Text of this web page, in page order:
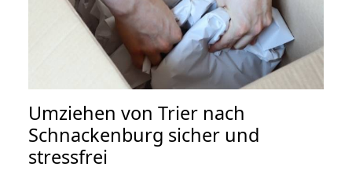
Umziehen von Trier nach
Schnackenburg sicher und
stressfrei